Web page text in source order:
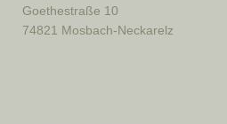
Goethestraße 10
74821 Mosbach-Neckarelz